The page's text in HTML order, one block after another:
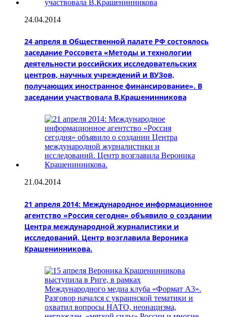
24.04.2014
24 апреля в Общественной палате РФ состоялось
заседание Россовета «Методы и технологии
деятельности российских исследовательских
центров, научных учреждений и ВУЗов,
получающих иностранное финансирование». В
заседании участвовала В.Крашенинникова
21.04.2014
21 апреля 2014: Международное информационное
агентство «Россия сегодня» объявило о создании
Центра международной журналистики и
исследований. Центр возглавила Вероника
Крашенинникова.